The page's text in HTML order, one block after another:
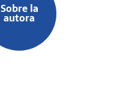
Sobre la
autora